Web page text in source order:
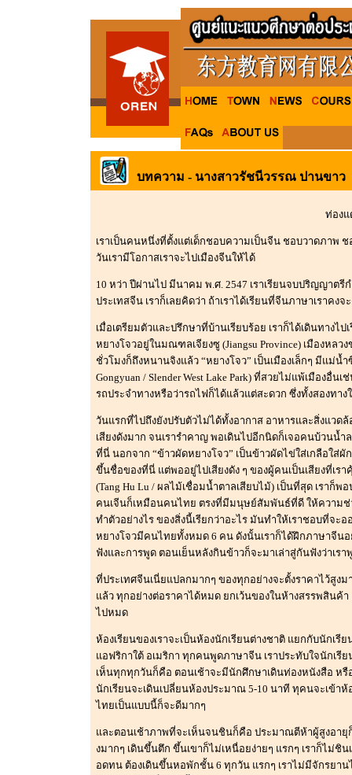
บทความ - นางสาวรัชนีวรรณ ปานขาว
ท่อง
เราเป็นคนหนึ่งที่ตั้งแต่เด็กชอบความเป็นจีน ชอบวาดภาพ
วันเรามีโอกาสเราจะไปเมืองจีนให้ได้
10 หว่า ปีผ่านไป มีนาคม พ.ศ. 2547 เราเรียนจบปริญญาต
ประเทสจีน เราก็เลยคิดว่า ถ้าเราได้เรียนที่จีนภาษาเราค
เมื่อเตรียมตัวและปรึกษาที่บ้านเรียบร้อย เราก็ได้เดินทางไ
หยางโจวอยู่ในมณฑลเจียงซู (Jiangsu Province) เมืองหล
ชั่วโมงก็ถึงหนานจิงแล้ว “หยางโจว” เป็นเมืองเล็กๆ มีแม่
Gongyuan / Slender West Lake Park) ที่สวยไม่แพ้เมืองอื่
รถประจำทางหรือว่ารถไฟก็ได้แล้วแต่สะดวก ซึ่งทั้งสองทาง
วันแรกที่ไปถึงยังปรับตัวไม่ได้ทั้งอากาส อาหารและสิ่งแว
เสียงดังมาก จนเรารำคาญ พอเดินไปอีกนิดก็เจอคนบ้วนน้ำ
ที่นี่ นอกจาก “ข้าวผัดหยางโจว” เป็นข้าวผัดไข่ใส่เกลือใส่
ขึ้นชื่อของที่นี่ แต่พออยู่ไปเสียงดัง ๆ ของผู้คนเป็นเสียงที่เ
(Tang Hu Lu / ผลไม้เชื่อมน้ำตาลเสียบไม้) เป็นที่สุด เรา
คนเจีนก็เหมือนคนไทย ตรงที่มีมนุษย์สัมพันธ์ที่ดี ให้ความ
ทำตัวอย่างไร ของสิ่งนี้เรียกว่าอะไร มันทำให้เราชอบที่
หยางโจวมีคนไทยทั้งหมด 6 คน ดังนั้นเราก็ได้ฝึกภาษาจีนอ
ฟังและการพูด ตอนเย็นหลังกินข้าวก็จะมาเล่าสู่กันฟังว่าเร
ที่ประเทศจีนเนี่ยแปลกมากๆ ของทุกอย่างจะตั้งราคาไว้สูง
แล้ว ทุกอย่างต่อราคาได้หมด ยกเว้นของในห้างสรรพสินค้า
ไปหมด
ห้องเรียนของเราจะเป็นห้องนักเรียนต่างชาติ แยกกับนักเรี
แอฟริกาใต้ อเมริกา ทุกคนพูดภาษาจีน เราประทับใจนักเรี
เห็นทุกทุกวันก็คือ ตอนเช้าจะมีนักศึกษาเดินท่องหนังสือ ห
นักเรียนจะเดินเปลี่ยนห้องประมาณ 5-10 นาที ทุคนจะเข้า
ไทยเป็นแบบนี้ก็จะดีมากๆ
และตอนเช้าภาพที่จะเห็นจนชินก็คือ ประมาณตีห้าผู้สูงอา
งมากๆ เดินขึ้นตึก ขึ้นเขาก็ไม่เหนื่อยง่ายๆ แรกๆ เราก็ไม่
อดทน ต้องเดินขึ้นหอพักชั้น 6 ทุกวัน แรกๆ เราไม่มีจักรยา